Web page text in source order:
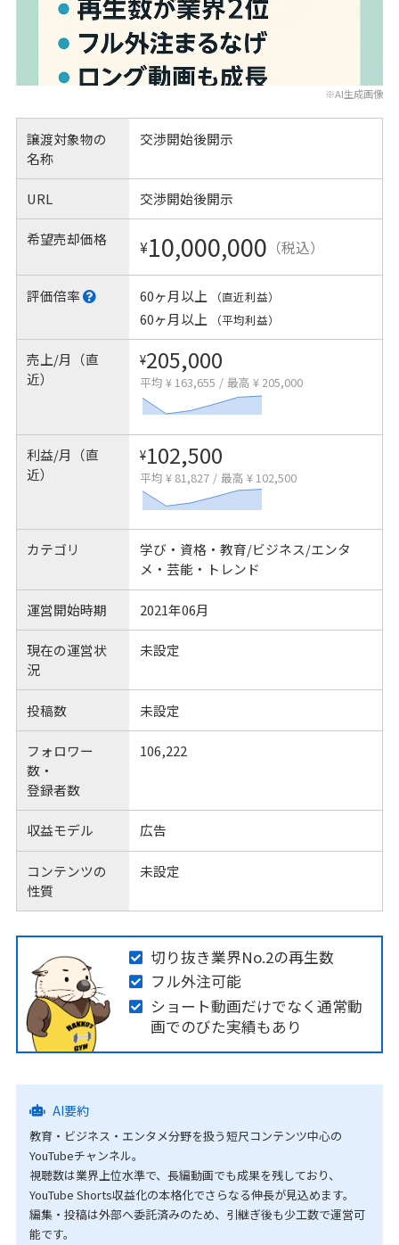
※AI生成画像
譲渡対象物の
名称
交渉開始後開示
URL 交渉開始後開示
希望売却価格 ¥10,000,000 （税込）
評価倍率 60ヶ月以上 （直近利益）
60ヶ月以上 （平均利益）
売上/月（直
近）
¥205,000
平均 ¥ 163,655 / 最高 ¥ 205,000
利益/月（直
近）
¥102,500
平均 ¥ 81,827 / 最高 ¥ 102,500
カテゴリ
学び・資格・教育/ビジネス/エンタ
メ・芸能・トレンド
運営開始時期 2021年06月
現在の運営状
況
未設定
投稿数 未設定
フォロワー
数・
登録者数
106,222
収益モデル 広告
コンテンツの
性質
未設定
切り抜き業界No.2の再生数
フル外注可能
ショート動画だけでなく通常動
画でのびた実績もあり
AI要約
教育・ビジネス・エンタメ分野を扱う短尺コンテンツ中心の
YouTubeチャンネル。
視聴数は業界上位水準で、長編動画でも成果を残しており、
YouTube Shorts収益化の本格化でさらなる伸長が見込めます。
編集・投稿は外部へ委託済みのため、引継ぎ後も少工数で運営可
能です。